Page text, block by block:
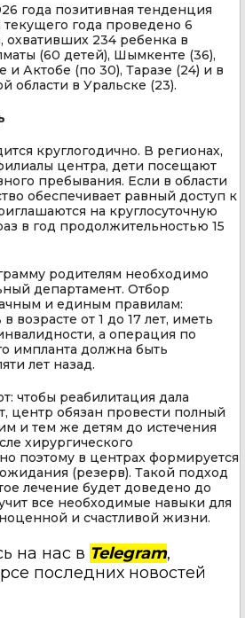
года позитивная тенденция
текущего года проведено 6
охвативших 234 ребенка в
(60 детей), Шымкенте (36),
и Актобе (по 30), Таразе (24) и в
области в Уральске (23).
круглогодично. В регионах,
центра, дети посещают
пребывания. Если в области
обеспечивает равный доступ к
на круглосуточную
в год продолжительностью 15
родителям необходимо
департамент. Отбор
и единым правилам:
возрасте от 1 до 17 лет, иметь
а операция по
импланта должна быть
лет назад.
чтобы реабилитация дала
центр обязан провести полный
и тем же детям до истечения
хирургического
поэтому в центрах формируется
(резерв). Такой подход
лечение будет доведено до
все необходимые навыки для
и счастливой жизни.
на нас в Telegram,
последних новостей